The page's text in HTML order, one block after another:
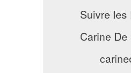
Suivre les
Carine De